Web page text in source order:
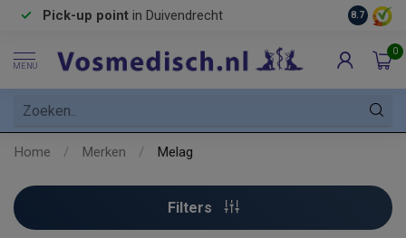
Pick-up point in Duivendrecht 8.7
MENU
0
Home / Merken / Melag
Filters